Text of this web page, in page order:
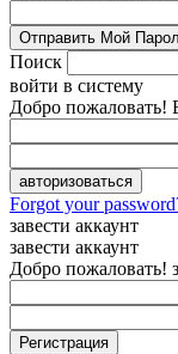
Поиск
войти в систему
Добро пожаловать!
Forgot your
завести аккаунт
завести аккаунт
Добро пожаловать!